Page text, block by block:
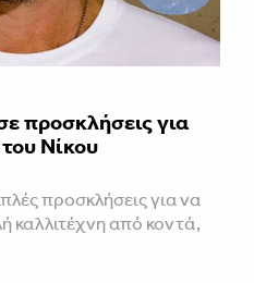
προσκλήσεις για
Νίκου
προσκλήσεις για να
καλλιτέχνη από κοντά,